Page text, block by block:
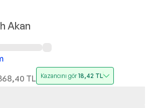
Akan
TL Kazancını gör18,42 TL